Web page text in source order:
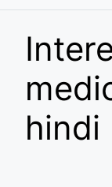
hindi